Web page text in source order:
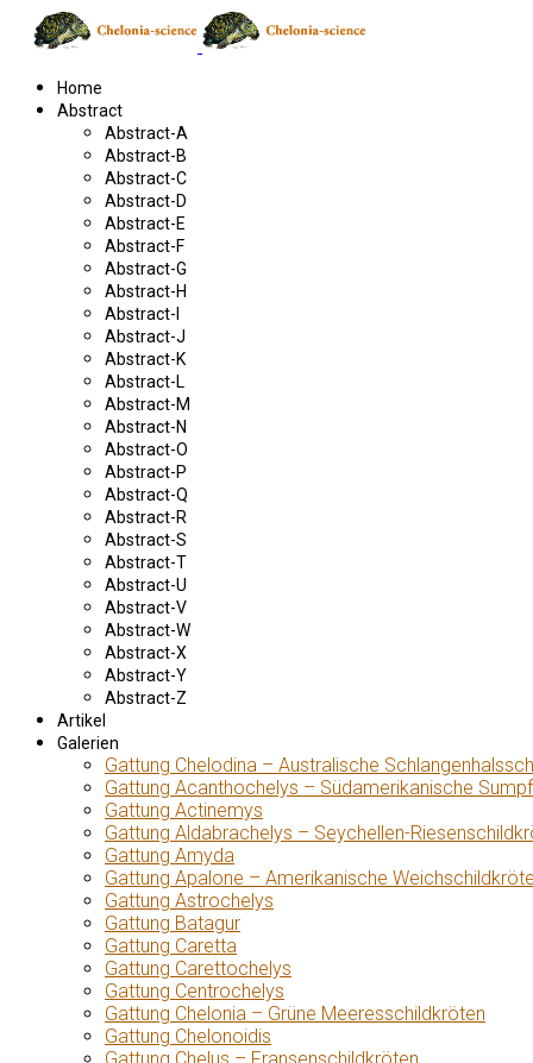
Home
Abstract
Abstract-A
Abstract-B
Abstract-C
Abstract-D
Abstract-E
Abstract-F
Abstract-G
Abstract-H
Abstract-I
Abstract-J
Abstract-K
Abstract-L
Abstract-M
Abstract-N
Abstract-O
Abstract-P
Abstract-Q
Abstract-R
Abstract-S
Abstract-T
Abstract-U
Abstract-V
Abstract-W
Abstract-X
Abstract-Y
Abstract-Z
Artikel
Galerien
Gattung Chelodina – Australische
Gattung Acanthochelys – Südamerikanische
Gattung Actinemys
Gattung Aldabrachelys – Seychellen-
Gattung Amyda
Gattung Apalone – Amerikanische
Gattung Astrochelys
Gattung Batagur
Gattung Caretta
Gattung Carettochelys
Gattung Centrochelys
Gattung Chelonia – Grüne Meeresschildkröten
Gattung Chelonoidis